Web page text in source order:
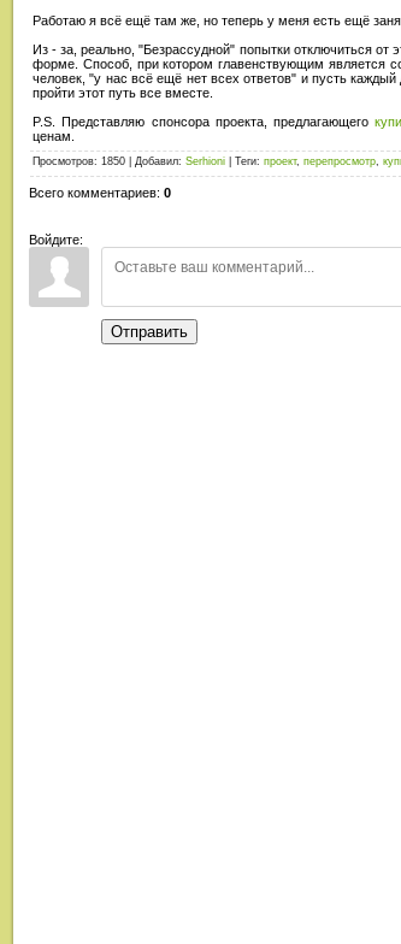
Работаю я всё ещё там же, но теперь у меня есть ещё
Из - за, реально, "Безрассудной" попытки отключиться от
форме. Способ, при котором главенствующим является
человек, "у нас всё ещё нет всех ответов" и пусть
пройти этот путь все вместе.
P.S. Представляю спонсора проекта, предлагающего
ценам.
Просмотров: 1850 Добавил: Serhioni Теги: проект, перепросмотр
Всего комментариев: 0
Войдите:
Отправить